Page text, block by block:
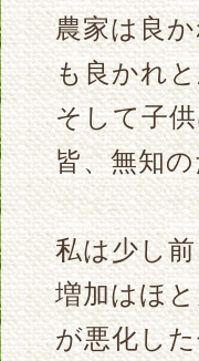
農家は良
も良かれ
そして子
皆、無知
私は少し
増加はほ
が悪化し